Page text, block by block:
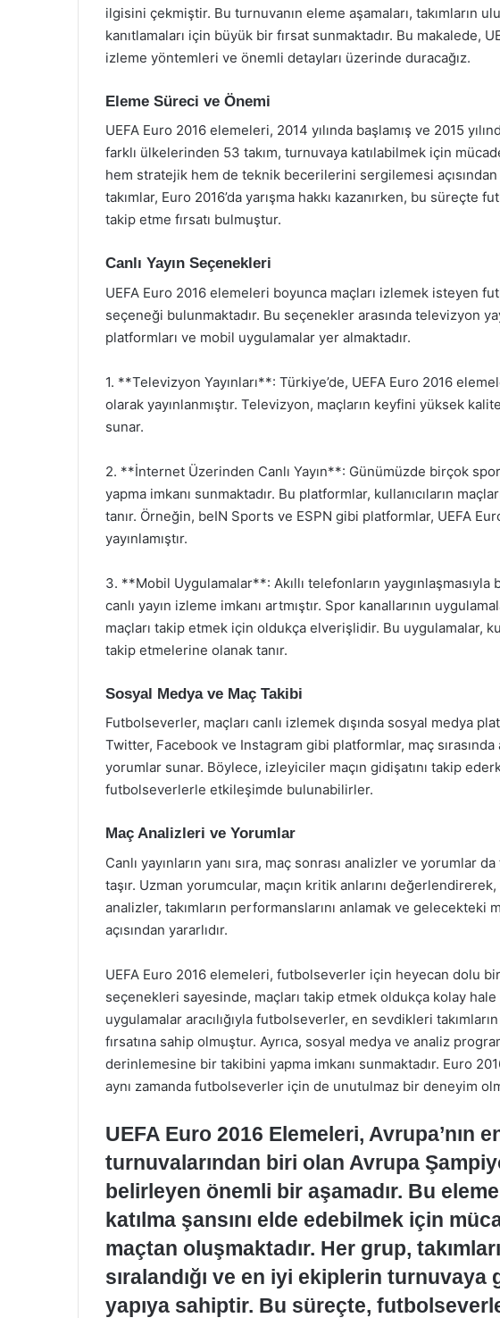
ilgisini çekmiştir. Bu turnuvanın eleme aşamaları, takımların
kanıtlamaları için büyük bir fırsat sunmaktadır. Bu makalede,
izleme yöntemleri ve önemli detayları üzerinde duracağız.
Eleme Süreci ve Önemi
UEFA Euro 2016 elemeleri, 2014 yılında başlamış ve 2015
farklı ülkelerinden 53 takım, turnuvaya katılabilmek için
hem stratejik hem de teknik becerilerini sergilemesi açısından
takımlar, Euro 2016’da yarışma hakkı kazanırken, bu süreçte
takip etme fırsatı bulmuştur.
Canlı Yayın Seçenekleri
UEFA Euro 2016 elemeleri boyunca maçları izlemek isteyen
seçeneği bulunmaktadır. Bu seçenekler arasında televizyon
platformları ve mobil uygulamalar yer almaktadır.
1. **Televizyon Yayınları**: Türkiye’de, UEFA Euro 2016
olarak yayınlanmıştır. Televizyon, maçların keyfini yüksek
sunar.
2. **İnternet Üzerinden Canlı Yayın**: Günümüzde birçok
yapma imkanı sunmaktadır. Bu platformlar, kullanıcıların
tanır. Örneğin, beIN Sports ve ESPN gibi platformlar, UEFA
yayınlamıştır.
3. **Mobil Uygulamalar**: Akıllı telefonların
canlı yayın izleme imkanı artmıştır. Spor kanallarının
maçları takip etmek için oldukça elverişlidir. Bu uygulamalar,
takip etmelerine olanak tanır.
Sosyal Medya ve Maç Takibi
Futbolseverler, maçları canlı izlemek dışında sosyal medya
Twitter, Facebook ve Instagram gibi platformlar, maç
yorumlar sunar. Böylece, izleyiciler maçın gidişatını takip
futbolseverlerle etkileşimde bulunabilirler.
Maç Analizleri ve Yorumlar
Canlı yayınların yanı sıra, maç sonrası analizler ve yorumlar
taşır. Uzman yorumcular, maçın kritik anlarını
analizler, takımların performanslarını anlamak ve
açısından yararlıdır.
UEFA Euro 2016 elemeleri, futbolseverler için heyecan dolu
seçenekleri sayesinde, maçları takip etmek oldukça kolay
uygulamalar aracılığıyla futbolseverler, en sevdikleri
fırsatına sahip olmuştur. Ayrıca, sosyal medya ve analiz
derinlemesine bir takibini yapma imkanı sunmaktadır. Euro
aynı zamanda futbolseverler için de unutulmaz bir deneyim
UEFA Euro 2016 Elemeleri, Avrupa’nın
turnuvalarından biri olan Avrupa
belirleyen önemli bir aşamadır. Bu
katılma şansını elde edebilmek için
maçtan oluşmaktadır. Her grup,
sıralandığı ve en iyi ekiplerin turnuvaya
yapıya sahiptir. Bu süreçte,